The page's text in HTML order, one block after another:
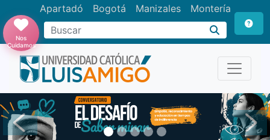
Apartadó Bogotá Manizales Montería
Buscar
Nos
Cuidamos
Anterior